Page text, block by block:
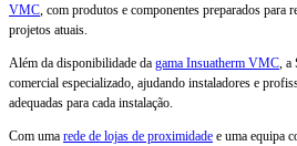
VMC, com produtos e componentes preparados para
projetos atuais.
Além da disponibilidade da gama Insuatherm VMC, a
comercial especializado, ajudando instaladores e
adequadas para cada instalação.
Com uma rede de lojas de proximidade e uma equipa